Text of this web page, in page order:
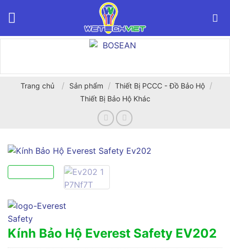
Trang chủ / Sản phẩm / Thiết Bị PCCC - Đồ Bảo Hộ /
Thiết Bị Bảo Hộ Khác
Kính Bảo Hộ Everest Safety EV202